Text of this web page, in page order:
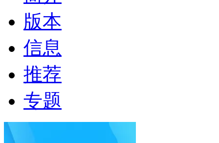
版本
信息
推荐
专题